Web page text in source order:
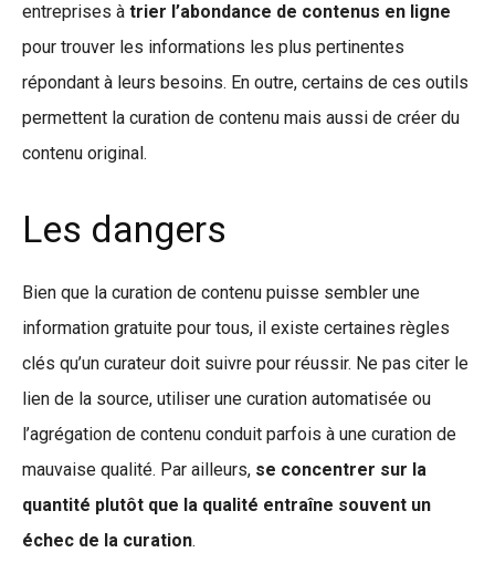
entreprises à trier l’abondance de contenus en ligne
pour trouver les informations les plus pertinentes
répondant à leurs besoins. En outre, certains de ces outils
permettent la curation de contenu mais aussi de créer du
contenu original.
Les dangers
Bien que la curation de contenu puisse sembler une
information gratuite pour tous, il existe certaines règles
clés qu’un curateur doit suivre pour réussir. Ne pas citer le
lien de la source, utiliser une curation automatisée ou
l’agrégation de contenu conduit parfois à une curation de
mauvaise qualité. Par ailleurs, se concentrer sur la
quantité plutôt que la qualité entraîne souvent un
échec de la curation.